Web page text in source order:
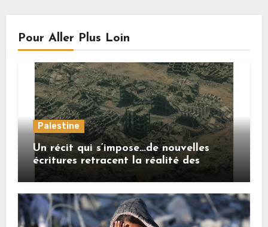
Pour Aller Plus Loin
Palestine
Un récit qui s’impose…de nouvelles
écritures retracent la réalité des
crimes sionistes à Gaza